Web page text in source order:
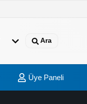
Ara
Üye Paneli